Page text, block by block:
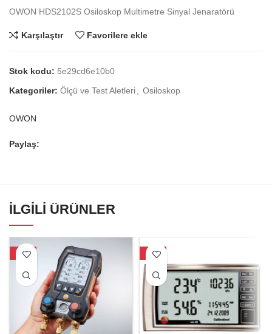
OWON HDS2102S Osiloskop Multimetre Sinyal Jenaratörü
Karşılaştır Favorilere ekle
Stok kodu: 5e29cd6e10b0
Kategoriler: Ölçü ve Test Aletleri Osiloskop
OWON
Paylaş:
İLGILI ÜRÜNLER
-34% -22%